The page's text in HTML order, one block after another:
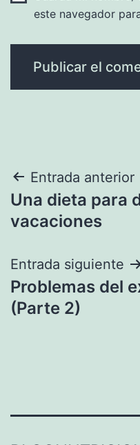
este navegador
Navegación
de
Entrada anterior
Una dieta para
vacaciones
Entrada siguiente
Problemas del
(Parte 2)